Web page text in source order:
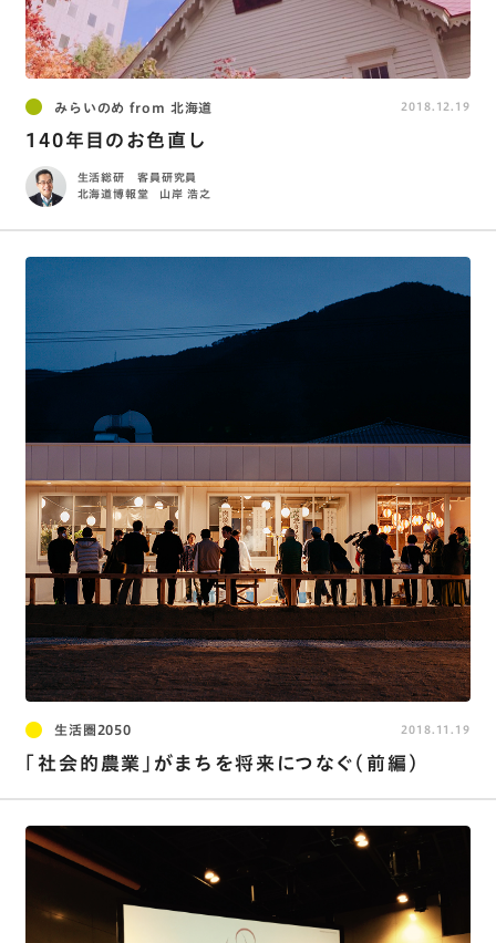
みらいのめ from 北海道
140年目のお色直し
生活総研 客員研究員
北海道博報堂
山岸 浩之
2018.12.19
生活圏2050
「社会的農業」がまちを将来につなぐ（前編）
2018.11.19